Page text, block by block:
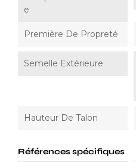
E
Première De Propreté
Semelle Extérieure
Hauteur De Talon
Références spécifiques